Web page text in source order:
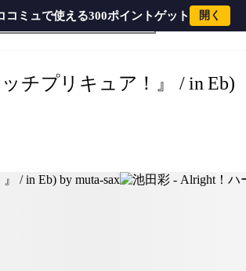
コミュで使える300ポイントゲット 開く
チプリキュア！』 / in Eb)